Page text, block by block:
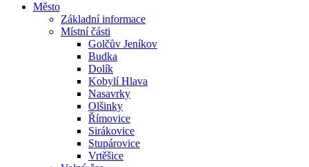
Město
Základní informace
Místní části
Golčův Jeníkov
Budka
Dolík
Kobylí Hlava
Nasavrky
Olšinky
Římovice
Sirákovice
Stupárovice
Vrtěšice